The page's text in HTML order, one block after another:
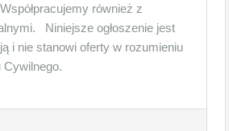
również z
Niniejsze ogłoszenie jest
i nie stanowi oferty w rozumieniu
Cywilnego.